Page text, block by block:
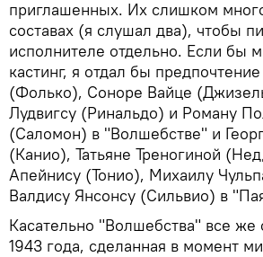
приглашенных. Их слишком
составах (я слушал два), чтобы
исполнителе отдельно. Если бы
кастинг, я отдал бы
(Фолько), Соноре Вайце
Лудвигсу (Ринальдо) и Роману
(Саломон) в "Волшебстве" и
(Канио), Татьяне Треногиной
Апейнису (Тонио), Михаилу
Валдису Янсонсу (Сильвио) в
Касательно "Волшебства" все же
1943 года, сделанная в момент